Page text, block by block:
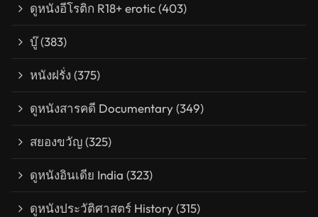
ดูหนังอีโรติก R18+ erotic(403)
บู๊(383)
หนังฝรั่ง (375)
ดูหนังสารคดี Documentary(349)
สยองขวัญ(325)
ดูหนังอินเดีย India (323)
ดูหนังประวัติศาสตร์ History(315)